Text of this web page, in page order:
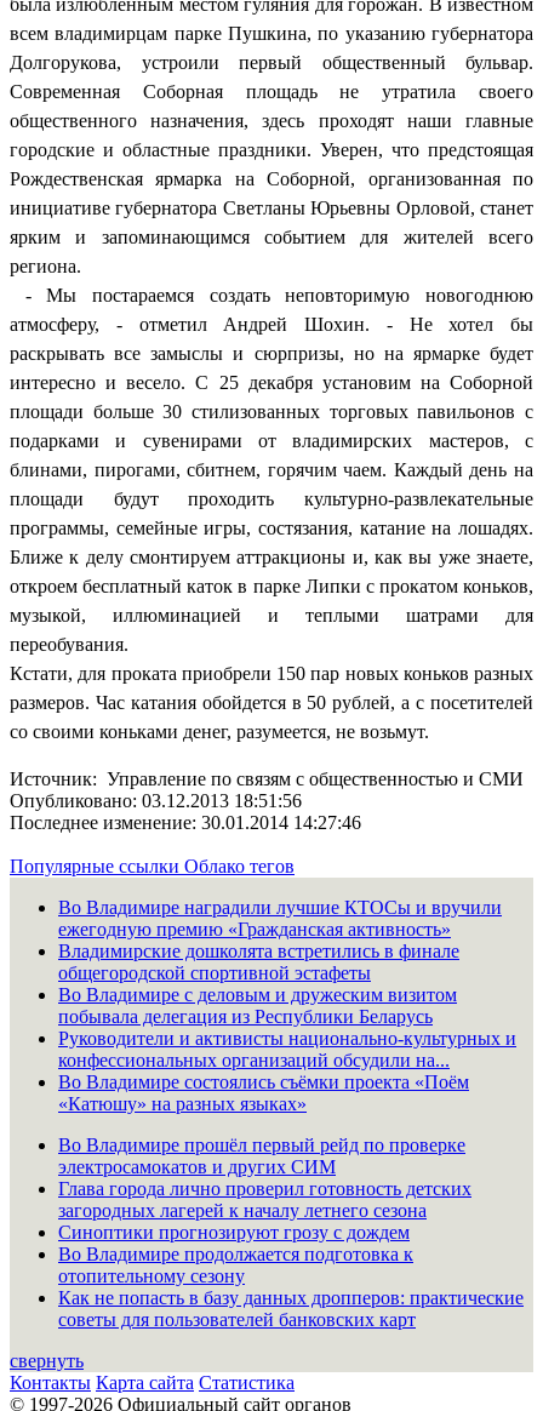
всем владимирцам парке Пушкина, по указанию губернатора
Долгорукова, устроили первый общественный бульвар.
Современная Соборная площадь не утратила своего
общественного назначения, здесь проходят наши главные
городские и областные праздники. Уверен, что предстоящая
Рождественская ярмарка на Соборной, организованная по
инициативе губернатора Светланы Юрьевны Орловой, станет
ярким и запоминающимся событием для жителей всего
региона.
- Мы постараемся создать неповторимую новогоднюю
атмосферу, - отметил Андрей Шохин. - Не хотел бы
раскрывать все замыслы и сюрпризы, но на ярмарке будет
интересно и весело. С 25 декабря установим на Соборной
площади больше 30 стилизованных торговых павильонов с
подарками и сувенирами от владимирских мастеров, с
блинами, пирогами, сбитнем, горячим чаем. Каждый день на
площади будут проходить культурно-развлекательные
программы, семейные игры, состязания, катание на лошадях.
Ближе к делу смонтируем аттракционы и, как вы уже знаете,
откроем бесплатный каток в парке Липки с прокатом коньков,
музыкой, иллюминацией и теплыми шатрами для
переобувания.
Кстати, для проката приобрели 150 пар новых коньков разных
размеров. Час катания обойдется в 50 рублей, а с посетителей
со своими коньками денег, разумеется, не возьмут.
Источник: Управление по связям с общественностью и СМИ
Опубликовано: 03.12.2013 18:51:56
Последнее изменение: 30.01.2014 14:27:46
Популярные ссылки Облако тегов
Во Владимире наградили лучшие КТОСы и вручили
ежегодную премию «Гражданская активность»
Владимирские дошколята встретились в финале
общегородской спортивной эстафеты
Во Владимире с деловым и дружеским визитом
побывала делегация из Республики Беларусь
Руководители и активисты национально-культурных и
конфессиональных организаций обсудили на...
Во Владимире состоялись съёмки проекта «Поём
«Катюшу» на разных языках»
Во Владимире прошёл первый рейд по проверке
электросамокатов и других СИМ
Глава города лично проверил готовность детских
загородных лагерей к началу летнего сезона
Синоптики прогнозируют грозу с дождем
Во Владимире продолжается подготовка к
отопительному сезону
Как не попасть в базу данных дропперов: практические
советы для пользователей банковских карт
свернуть
Контакты Карта сайта Статистика
© 1997-2026 Официальный сайт органов